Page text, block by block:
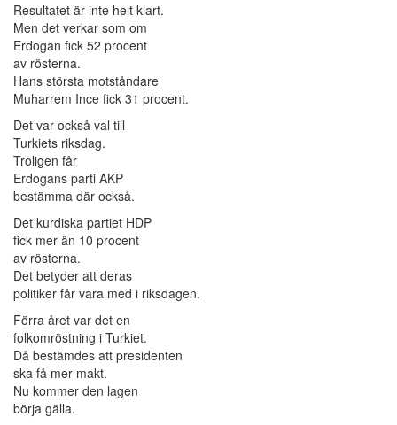
Resultatet är inte helt klart.
Men det verkar som om
Erdogan fick 52 procent
av rösterna.
Hans största motståndare
Muharrem Ince fick 31 procent.
Det var också val till
Turkiets riksdag.
Troligen får
Erdogans parti AKP
bestämma där också.
Det kurdiska partiet HDP
fick mer än 10 procent
av rösterna.
Det betyder att deras
politiker får vara med i riksdagen.
Förra året var det en
folkomröstning i Turkiet.
Då bestämdes att presidenten
ska få mer makt.
Nu kommer den lagen
börja gälla.